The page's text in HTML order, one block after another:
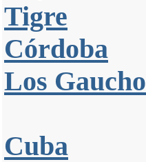
Tigre
Córdoba
Los
Cuba